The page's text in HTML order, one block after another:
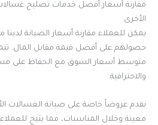
مقارنة أسعار أفضل خدمات تصليح
الأخرى
يمكن للعملاء مقارنة أسعار الصيانة
حصولهم على أفضل قيمة مقابل المال.
متوسط أسعار السوق مع الحفاظ على
والاحترافية.
نقدم عروضاً خاصة على صيانة الغسالات
معينة وخلال المناسبات، مما يتيح